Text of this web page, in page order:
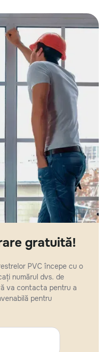
gratuită!
PVC începe cu o
numărul dvs. de
va contacta pentru a
pentru